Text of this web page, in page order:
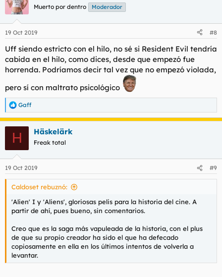
c
e
:
Muerto por dentro Moderador
19 Oct 2019 #8
Uff siendo estricto con el hilo, no sé si Resident Evil tendría
cabida en el hilo, como dices, desde que empezó fue
horrenda. Podríamos decir tal vez que no empezó violada,
pero sí con maltrato psicológico
R
e
a
e
s
Gaff
H Häskelärk
Freak total
19 Oct 2019 #9
Caldoset rebuznó:
'Alien' I y 'Aliens', gloriosas pelis para la historia del cine. A
partir de ahí, pues bueno, sin comentarios.
Creo que es la saga más vapuleada de la historia, con el plus
de que su propio creador ha sido el que ha defecado
copiosamente en ella en los últimos intentos de volverla a
levantar.